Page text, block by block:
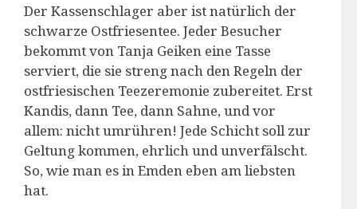
Der Kassenschlager aber ist natürlich der
schwarze Ostfriesentee. Jeder Besucher
bekommt von Tanja Geiken eine Tasse
serviert, die sie streng nach den Regeln der
ostfriesischen Teezeremonie zubereitet. Erst
Kandis, dann Tee, dann Sahne, und vor
allem: nicht umrühren! Jede Schicht soll zur
Geltung kommen, ehrlich und unverfälscht.
So, wie man es in Emden eben am liebsten
hat.